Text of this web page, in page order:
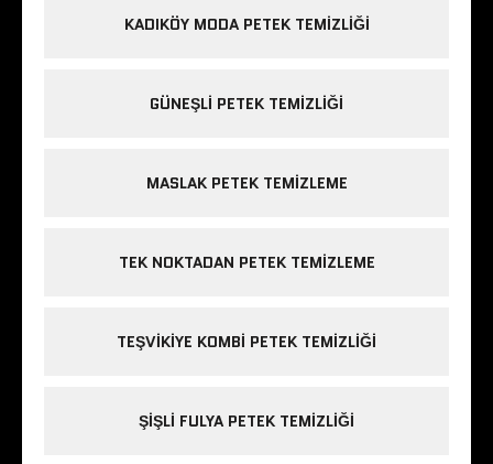
KADIKÖY MODA PETEK TEMIZLIĞI
GÜNEŞLI PETEK TEMIZLIĞI
MASLAK PETEK TEMIZLEME
TEK NOKTADAN PETEK TEMIZLEME
TEŞVIKIYE KOMBI PETEK TEMIZLIĞI
ŞIŞLI FULYA PETEK TEMIZLIĞI